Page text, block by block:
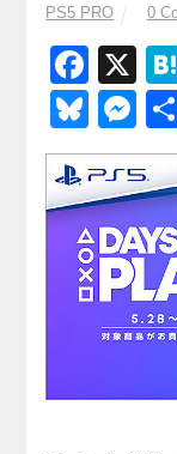
PS5 PRO
0
F
a
c
e
b
o
o
k
X
Bl
u
e
sk
y
M
e
ss
e
n
g
er